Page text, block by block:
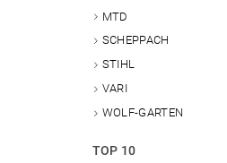
MTD
SCHEPPACH
STIHL
VARI
WOLF-GARTEN
TOP 10